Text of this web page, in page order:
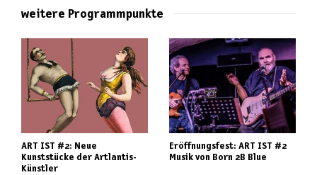
weitere Programmpunkte
ART IST #2: Neue
Kunststücke der Artlantis-
Künstler
Eröffnungsfest: ART IST #2
Musik von Born 2B Blue